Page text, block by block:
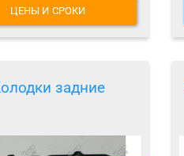
ЦЕНЫ И СРОКИ
задние